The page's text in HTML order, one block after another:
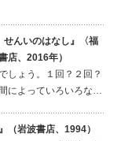
んいのはなし』〈福
店、2016年）
しょう。１回？２回？
によっていろいろな…
（岩波書店、1994）